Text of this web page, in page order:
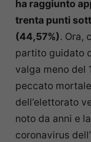
ha raggiunto
trenta punti
(44,57%). Ora,
partito guidato
valga meno del
peccato
dell’elettorato
noto da anni e
coronavirus